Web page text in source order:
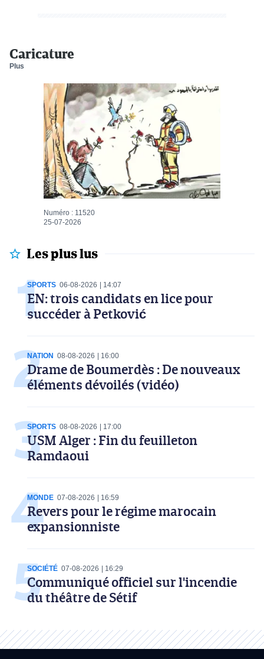
Caricature
Plus
Numéro : 11520
25-07-2026
Les plus lus
SPORTS 06-08-2026 14:07
EN: trois candidats en lice pour
succéder à Petković
NATION 08-08-2026 16:00
Drame de Boumerdès : De nouveaux
éléments dévoilés (vidéo)
SPORTS 08-08-2026 17:00
USM Alger : Fin du feuilleton
Ramdaoui
MONDE 07-08-2026 16:59
Revers pour le régime marocain
expansionniste
SOCIÉTÉ 07-08-2026 16:29
Communiqué officiel sur l'incendie
du théâtre de Sétif